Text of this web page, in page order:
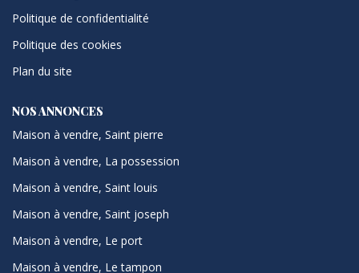
Politique de confidentialité
Politique des cookies
Plan du site
NOS ANNONCES
Maison à vendre, Saint pierre
Maison à vendre, La possession
Maison à vendre, Saint louis
Maison à vendre, Saint joseph
Maison à vendre, Le port
Maison à vendre, Le tampon